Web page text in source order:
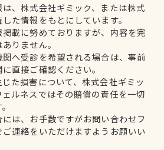
、株式会社ギミック、または株式
た情報をもとにしています。
載に努めておりますが、内容を完
りません。
へ受診を希望される場合は、事前
直接ご確認ください。
た損害について、株式会社ギミッ
ルネスではその賠償の責任を一切
は、お手数ですがお問い合わせフ
連絡をいただけますようお願いい